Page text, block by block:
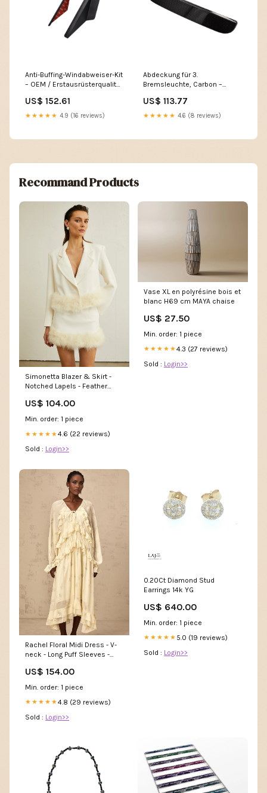
Anti-Buffing-Windabweiser-Kit
– OEM / Erstausrüsterqualität
Cayman
356;911;912;914;924;930;944;964;968;993
US$ 152.61
★★★★★ 4.9 (16 reviews)
Abdeckung für 3.
Bremsleuchte, Carbon –
Boxster / Cayman Normteile
(Werkstattbedarf) 964
US$ 113.77
★★★★★ 4.6 (8 reviews)
Recommand Products
Simonetta Blazer & Skirt -
Notched Lapels - Feather
Fastening - Dart Detailing
farbenreich
US$ 104.00
Min. order: 1 piece
★★★★★4.6 (22 reviews)
Sold : Login>>
Vase XL en polyrésine bois et
blanc H69 cm MAYA chaise
US$ 27.50
Min. order: 1 piece
★★★★★4.3 (27 reviews)
Sold : Login>>
Rachel Floral Midi Dress - V-
neck - Long Puff Sleeves -
Asymmetric Hem Size:M
US$ 154.00
Min. order: 1 piece
★★★★★4.8 (29 reviews)
Sold : Login>>
0.20Ct Diamond Stud
Earrings 14k YG
US$ 640.00
Min. order: 1 piece
★★★★★ 5.0 (19 reviews)
Sold : Login>>